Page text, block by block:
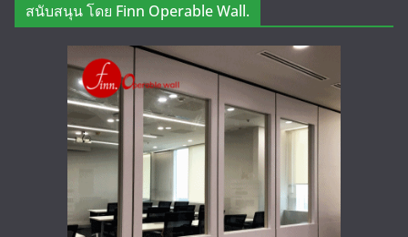
สนับสนุน โดย Finn Operable Wall.